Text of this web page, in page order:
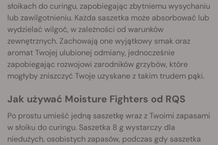
słoikach do curingu, zapobiegając zbytniemu wysychaniu
lub zawilgotnieniu. Każda saszetka może absorbować lub
wydzielać wilgoć, w zależności od warunków
zewnętrznych. Zachowają one wyjątkowy smak oraz
aromat Twojej ulubionej odmiany, jednocześnie
zapobiegając rozwojowi zarodników grzybów, które
mogłyby zniszczyć Twoje uzyskane z takim trudem pąki.
Jak używać Moisture Fighters od RQS
Po prostu umieść jedną saszetkę wraz z Twoimi zapasami
w słoiku do curingu. Saszetka 8 g wystarczy dla
niedużych, osobistych zapasów, podczas gdy saszetka